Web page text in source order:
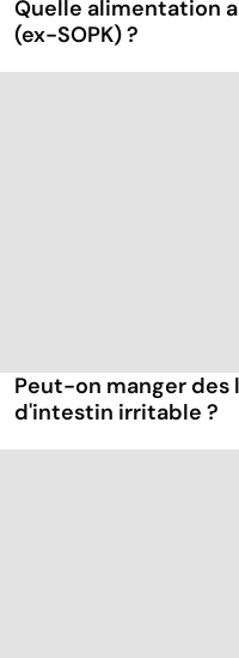
Quelle alimentation
(ex-SOPK) ?
Peut-on manger des
d'intestin irritable ?